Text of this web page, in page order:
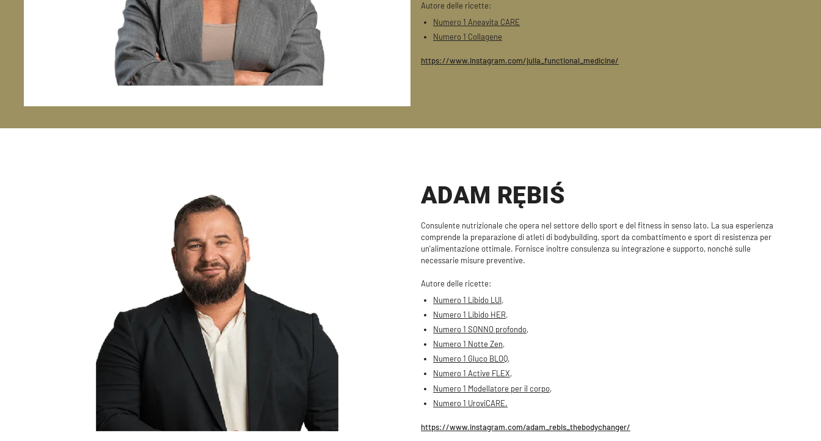
Autore delle ricette:
Numero 1 Aneavita CARE
Numero 1 Collagene
https://www.instagram.com/julia_functional_medicine/
ADAM RĘBIŚ
Consulente nutrizionale che opera nel settore dello sport e del fitness in senso lato. La sua esperienza
comprende la preparazione di atleti di bodybuilding, sport da combattimento e sport di resistenza per
un'alimentazione ottimale. Fornisce inoltre consulenza su integrazione e supporto, nonché sulle
necessarie misure preventive.
Autore delle ricette:
Numero 1 Libido LUI,
Numero 1 Libido HER,
Numero 1 SONNO profondo,
Numero 1 Notte Zen,
Numero 1 Gluco BLOQ,
Numero 1 Active FLEX,
Numero 1 Modellatore per il corpo,
Numero 1 UroviCARE.
https://www.instagram.com/adam_rebis_thebodychanger/